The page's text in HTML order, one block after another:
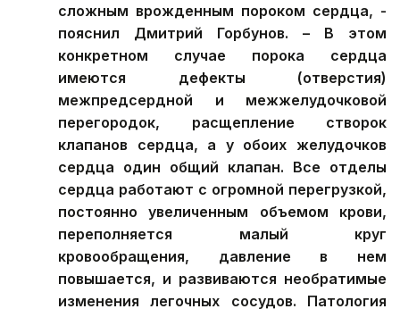
сложным врожденным пороком сердца, -
пояснил Дмитрий Горбунов. – В этом
конкретном случае порока сердца
имеются дефекты (отверстия)
межпредсердной и межжелудочковой
перегородок, расщепление створок
клапанов сердца, а у обоих желудочков
сердца один общий клапан. Все отделы
сердца работают с огромной перегрузкой,
постоянно увеличенным объемом крови,
переполняется малый круг
кровообращения, давление в нем
повышается, и развиваются необратимые
изменения легочных сосудов. Патология